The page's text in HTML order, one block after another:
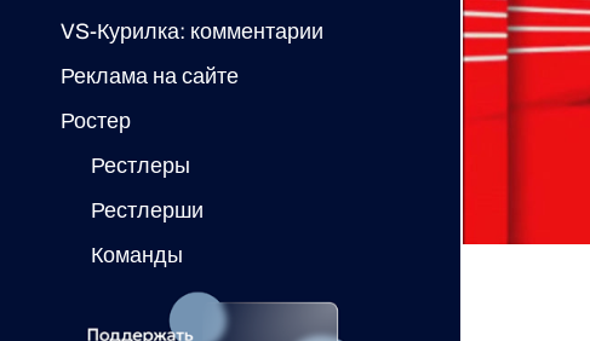
VS-Курилка: комментарии
Реклама на сайте
Ростер
Рестлеры
Рестлерши
Команды